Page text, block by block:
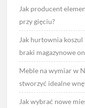
Jak producent
przy gięciu?
Jak hurtownia
braki magazynowe
Meble na wymiar w
stworzyć idealne
Jak wybrać nowe